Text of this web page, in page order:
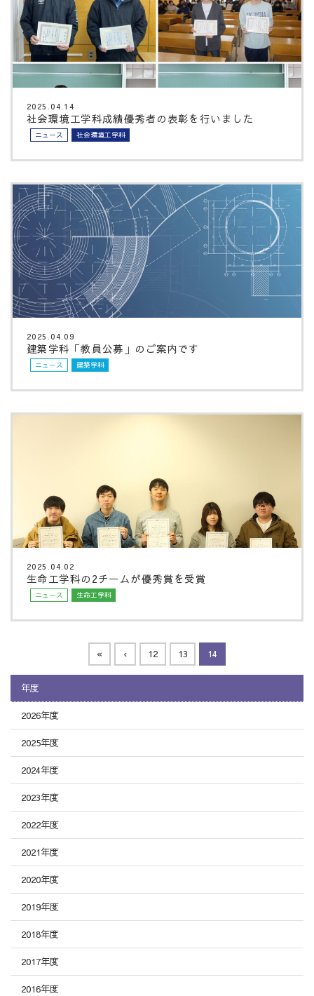
2025.04.14
社会環境工学科成績優秀者の表彰を行いました
ニュース 社会環境工学科
2025.04.09
建築学科「教員公募」のご案内です
ニュース 建築学科
2025.04.02
生命工学科の2チームが優秀賞を受賞
ニュース 生命工学科
« ‹ 12 13 14
年度
2026年度
2025年度
2024年度
2023年度
2022年度
2021年度
2020年度
2019年度
2018年度
2017年度
2016年度